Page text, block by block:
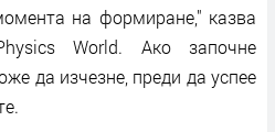
на формиране," казва
World. Ако започне
да изчезне, преди да успее